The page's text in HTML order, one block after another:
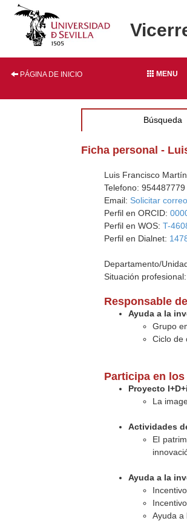
PÁGINA DE INICIO MENU
Búsqueda
Ficha personal -
Luis Francisco
Telefono: 954487779
Email: Solicitar correo
Perfil en ORCID:
Perfil en WOS:T-
Perfil en Dialnet:
Departamento/
Situación
Responsable
Ayuda a la
Grupo
Ciclo de
Participa en
Proyecto
La
Actividades
El
Ayuda a la
Ayuda a